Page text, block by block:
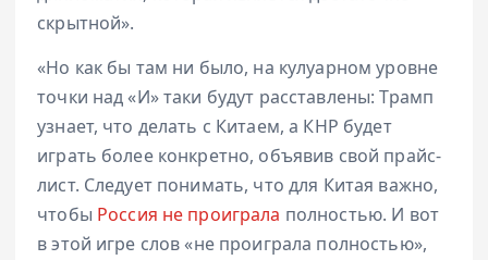
скрытной».
«Но как бы там ни было, на кулуарном уровне
точки над «И» таки будут расставлены: Трамп
узнает, что делать с Китаем, а КНР будет
играть более конкретно, объявив свой прайс-
лист. Следует понимать, что для Китая важно,
чтобы Россия не проиграла полностью. И вот
в этой игре слов «не проиграла полностью»,